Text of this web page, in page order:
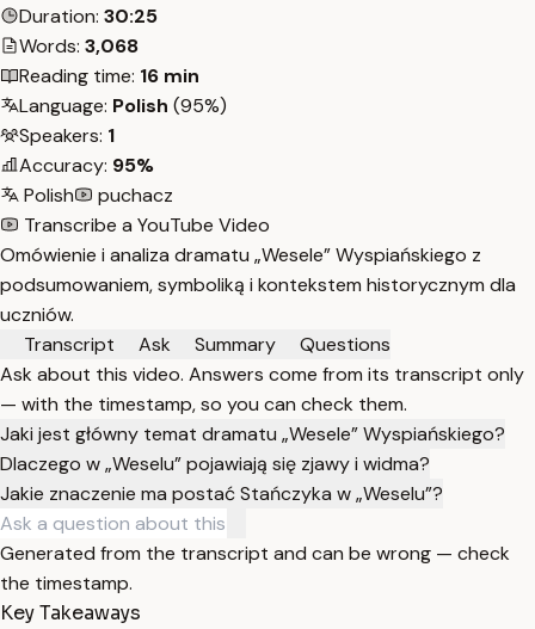
Duration: 30:25
Words: 3,068
Reading time: 16 min
Language: Polish (95%)
Speakers: 1
Accuracy: 95%
Polish
puchacz
Transcribe a YouTube Video
Omówienie i analiza dramatu „Wesele” Wyspiańskiego z
podsumowaniem, symboliką i kontekstem historycznym dla
uczniów.
Transcript
Ask Summary
Questions
Ask about this video. Answers come from its transcript only
— with the timestamp, so you can check them.
Jaki jest główny temat dramatu „Wesele” Wyspiańskiego?
Dlaczego w „Weselu” pojawiają się zjawy i widma?
Jakie znaczenie ma postać Stańczyka w „Weselu”?
Generated from the transcript and can be wrong — check
the timestamp.
Key Takeaways